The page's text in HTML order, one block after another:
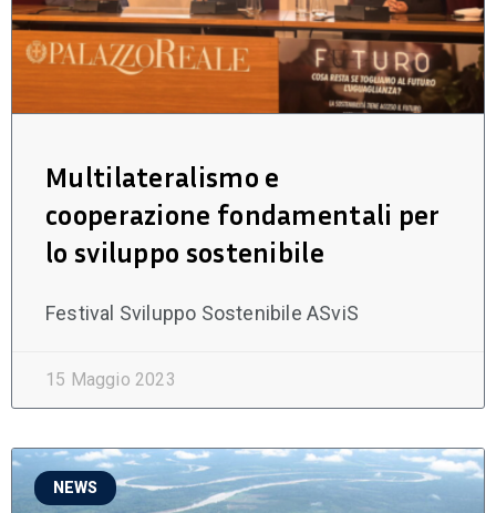
Multilateralismo e
cooperazione fondamentali per
lo sviluppo sostenibile
Festival Sviluppo Sostenibile ASviS
15 Maggio 2023
NEWS